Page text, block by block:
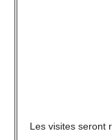
Les visites seront